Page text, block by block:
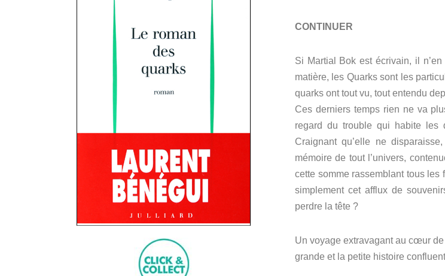
CONTINUER
Si Martial Bok est écrivain, il
matière, les Quarks sont les
quarks ont tout vu, tout entendu
Ces derniers temps rien ne va
regard du trouble qui habite les
Craignant qu’elle ne
mémoire de tout l’univers,
cette somme rassemblant tous les
simplement cet afflux de
perdre la tête ?
Un voyage extravagant au cœur
grande et la petite histoire